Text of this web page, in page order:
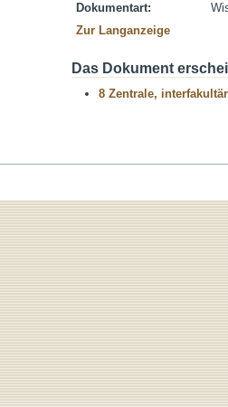
Dokumentart:
Zur Langanzeige
Das Dokument
8 Zentrale,